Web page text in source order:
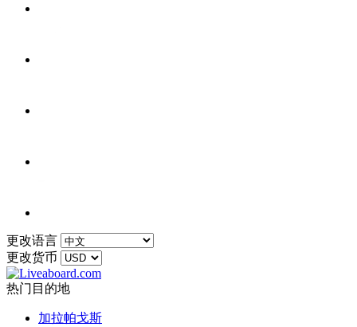
更改语言
更改货币
热门目的地
加拉帕戈斯